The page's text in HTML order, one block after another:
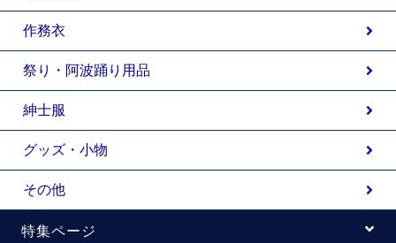
作務衣
祭り・阿波踊り用品
紳士服
グッズ・小物
その他
特集ページ